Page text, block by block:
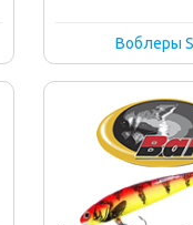
Воблеры